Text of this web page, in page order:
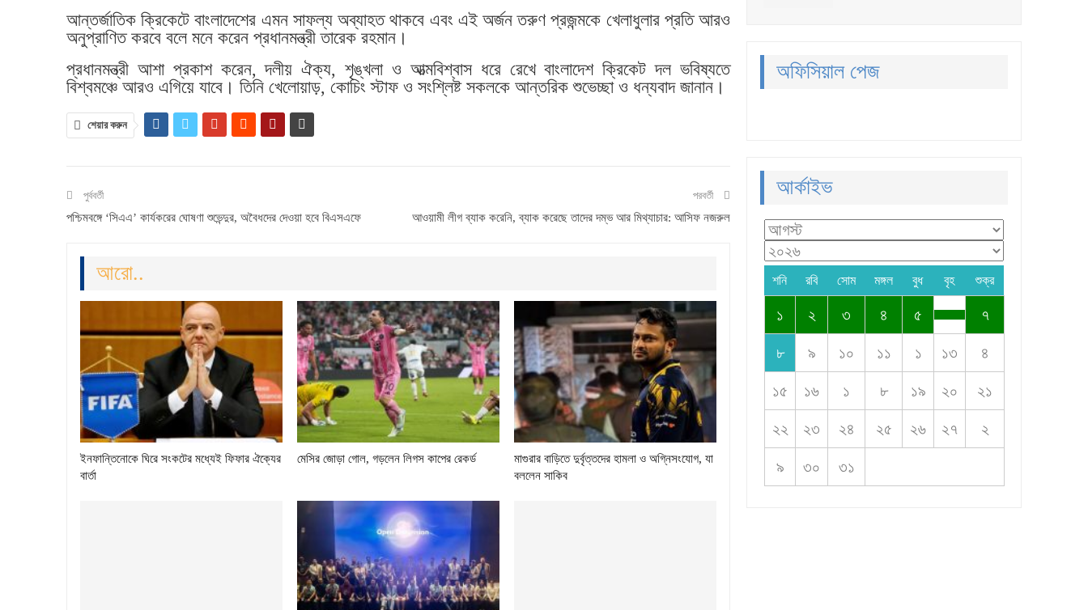
আন্তর্জাতিক ক্রিকেটে বাংলাদেশের এমন সাফল্য অব্যাহত থাকবে এবং এই অর্জন তরুণ প্রজন্মকে খেলাধুলার প্রতি আরও
অনুপ্রাণিত করবে বলে মনে করেন প্রধানমন্ত্রী তারেক রহমান।
প্রধানমন্ত্রী আশা প্রকাশ করেন, দলীয় ঐক্য, শৃঙ্খলা ও আত্মবিশ্বাস ধরে রেখে বাংলাদেশ ক্রিকেট দল ভবিষ্যতে
বিশ্বমঞ্চে আরও এগিয়ে যাবে। তিনি খেলোয়াড়, কোচিং স্টাফ ও সংশ্লিষ্ট সকলকে আন্তরিক শুভেচ্ছা ও ধন্যবাদ জানান।
শেয়ার করুন
পুর্ববর্তী
পশ্চিমবঙ্গে ‘সিএএ’ কার্যকরের ঘোষণা শুভেন্দুর, অবৈধদের দেওয়া হবে বিএসএফে
পরবর্তী
আওয়ামী লীগ ব্যাক করেনি, ব্যাক করেছে তাদের দম্ভ আর মিথ্যাচার: আসিফ নজরুল
আরো..
ইনফান্তিনোকে ঘিরে সংকটের মধ্যেই ফিফার ঐক্যের
বার্তা
মেসির জোড়া গোল, গড়লেন লিগস কাপের রেকর্ড
মাগুরার বাড়িতে দুর্বৃত্তদের হামলা ও অগ্নিসংযোগ, যা
বললেন সাকিব
অফিসিয়াল পেজ
আর্কাইভ
শনি রবি সোম মঙ্গল বুধ বৃহ শুক্র
১ ২ ৩ ৪ ৫ ৭
৮ ৯ ১০ ১১ ১ ১৩ ৪
১৫ ১৬ ১ ৮ ১৯ ২০ ২১
২২ ২৩ ২৪ ২৫ ২৬ ২৭ ২
৯ ৩০ ৩১